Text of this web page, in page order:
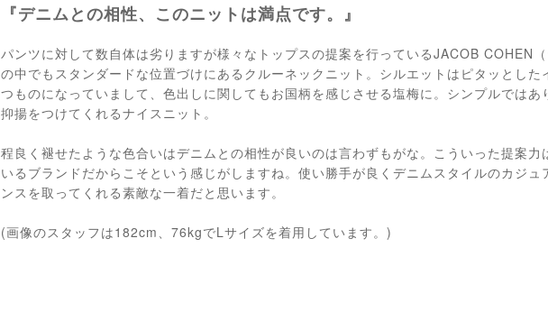
『デニムとの相性、このニットは満点です。』
パンツに対して数自体は劣りますが様々なトップスの提案を行っているJACOB COHEN
の中でもスタンダードな位置づけにあるクルーネックニット。シルエットはピタッとした
つものになっていまして、色出しに関してもお国柄を感じさせる塩梅に。シンプルではあ
抑揚をつけてくれるナイスニット。
程良く褪せたような色合いはデニムとの相性が良いのは言わずもがな。こういった提案力
いるブランドだからこそという感じがしますね。使い勝手が良くデニムスタイルのカジュ
ンスを取ってくれる素敵な一着だと思います。
(画像のスタッフは182cm、76kgでLサイズを着用しています。)